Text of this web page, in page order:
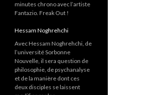
minutes chrono avec l’artiste
Fantazio. Freak Out !
Hessam Noghrehchi
Avec Hessam Noghrehchi, de
l’université Sorbonne
Nouvelle, il sera question de
philosophie, de psychanalyse
et de la manière dont ces
deux disciples se laissent